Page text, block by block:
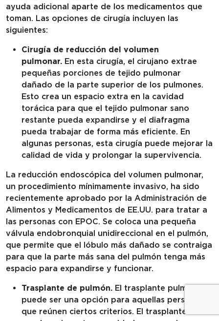
ayuda adicional aparte de los medicamentos que
toman. Las opciones de cirugía incluyen las
siguientes:
Cirugía de reducción del volumen
pulmonar. En esta cirugía, el cirujano extrae
pequeñas porciones de tejido pulmonar
dañado de la parte superior de los pulmones.
Esto crea un espacio extra en la cavidad
torácica para que el tejido pulmonar sano
restante pueda expandirse y el diafragma
pueda trabajar de forma más eficiente. En
algunas personas, esta cirugía puede mejorar la
calidad de vida y prolongar la supervivencia.
La reducción endoscópica del volumen pulmonar,
un procedimiento mínimamente invasivo, ha sido
recientemente aprobado por la Administración de
Alimentos y Medicamentos de EE.UU. para tratar a
las personas con EPOC. Se coloca una pequeña
válvula endobronquial unidireccional en el pulmón,
que permite que el lóbulo más dañado se contraiga
para que la parte más sana del pulmón tenga más
espacio para expandirse y funcionar.
Trasplante de pulmón. El trasplante pulmonar
puede ser una opción para aquellas personas
que reúnen ciertos criterios. El trasplante